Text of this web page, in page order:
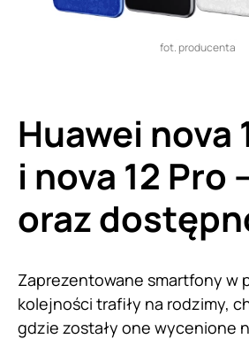
fot. producenta
Huawei nova
i nova 12 Pro
oraz
Zaprezentowane smartfony w
kolejności trafiły na rodzimy,
gdzie zostały one wycenione